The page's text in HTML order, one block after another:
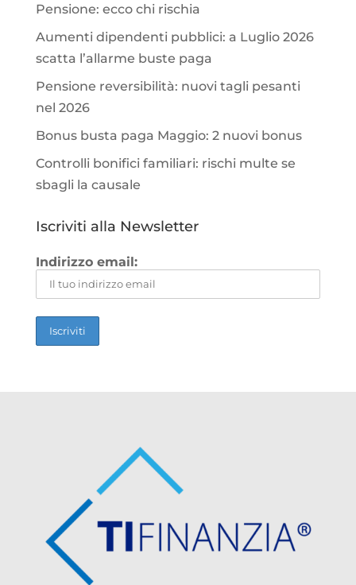
Pensione: ecco chi rischia
Aumenti dipendenti pubblici: a Luglio 2026
scatta l’allarme buste paga
Pensione reversibilità: nuovi tagli pesanti
nel 2026
Bonus busta paga Maggio: 2 nuovi bonus
Controlli bonifici familiari: rischi multe se
sbagli la causale
Iscriviti alla Newsletter
Indirizzo email: